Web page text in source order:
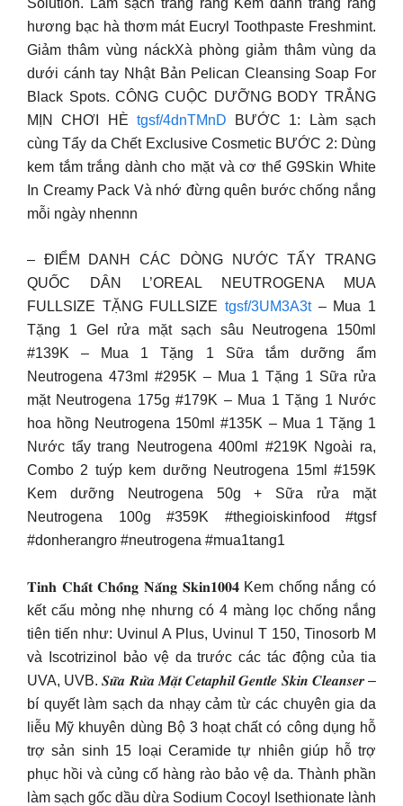
hương bạc hà thơm mát Eucryl Toothpaste Freshmint.
Giảm thâm vùng náckXà phòng giảm thâm vùng da
dưới cánh tay Nhật Bản Pelican Cleansing Soap For
Black Spots. CÔNG CUỘC DƯỠNG BODY TRẮNG
MỊN CHƠI HÈ tgsf/4dnTMnD BƯỚC 1: Làm sạch
cùng Tẩy da Chết Exclusive Cosmetic BƯỚC 2: Dùng
kem tắm trắng dành cho mặt và cơ thể G9Skin White
In Creamy Pack Và nhớ đừng quên bước chống nắng
mỗi ngày nhennn
– ĐIỂM DANH CÁC DÒNG NƯỚC TẨY TRANG
QUỐC DÂN L’OREAL NEUTROGENA MUA
FULLSIZE TẶNG FULLSIZE tgsf/3UM3A3t– Mua 1
Tặng 1 Gel rửa mặt sạch sâu Neutrogena 150ml
#139K – Mua 1 Tặng 1 Sữa tắm dưỡng ẩm
Neutrogena 473ml #295K – Mua 1 Tặng 1 Sữa rửa
mặt Neutrogena 175g #179K – Mua 1 Tặng 1 Nước
hoa hồng Neutrogena 150ml #135K – Mua 1 Tặng 1
Nước tẩy trang Neutrogena 400ml #219K Ngoài ra,
Combo 2 tuýp kem dưỡng Neutrogena 15ml #159K
Kem dưỡng Neutrogena 50g + Sữa rửa mặt
Neutrogena 100g #359K #thegioiskinfood #tgsf
#donherangro #neutrogena #mua1tang1
𝐓𝐢𝐧𝐡 𝐂𝐡𝐚̂́𝐭 𝐂𝐡𝐨̂́𝐧𝐠 𝐍𝐚̆́𝐧𝐠 𝐒𝐤𝐢𝐧𝟏𝟎𝟎𝟒 Kem chống nắng có
kết cấu mỏng nhẹ nhưng có 4 màng lọc chống nắng
tiên tiến như: Uvinul A Plus, Uvinul T 150, Tinosorb M
và Iscotrizinol bảo vệ da trước các tác động của tia
UVA, UVB. 𝑺𝒖̛̃𝒂 𝑹𝒖̛̉𝒂 𝑴𝒂̣̆𝒕 𝑪𝒆𝒕𝒂𝒑𝒉𝒊𝒍 𝑮𝒆𝒏𝒕𝒍𝒆 𝑺𝒌𝒊𝒏 𝑪𝒍𝒆𝒂𝒏𝒔𝒆𝒓 –
bí quyết làm sạch da nhạy cảm từ các chuyên gia da
liễu Mỹ khuyên dùng Bộ 3 hoạt chất có công dụng hỗ
trợ sản sinh 15 loại Ceramide tự nhiên giúp hỗ trợ
phục hồi và củng cố hàng rào bảo vệ da. Thành phần
làm sạch gốc dầu dừa Sodium Cocoyl Isethionate lành